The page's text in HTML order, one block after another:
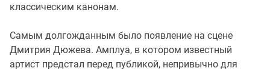
классическим канонам.
Самым долгожданным было появление на сцене
Дмитрия Дюжева. Амплуа, в котором известный
артист предстал перед публикой, непривычно для